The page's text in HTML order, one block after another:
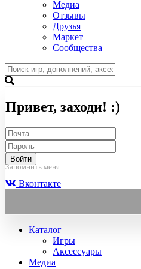
Медиа
Отзывы
Друзья
Маркет
Сообщества
Привет, заходи! :)
Войти
Запомнить меня
Вконтакте
Каталог
Игры
Аксессуары
Медиа